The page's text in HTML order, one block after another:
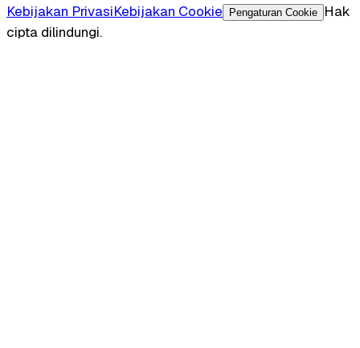
Kebijakan PrivasiKebijakan Cookie Pengaturan Cookie
Hak
cipta dilindungi.